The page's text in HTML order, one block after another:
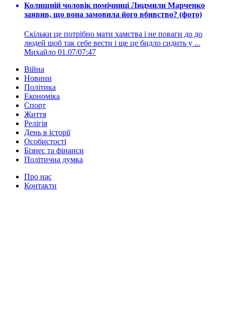
Колишній чоловік помічниці Людмили Марченко
заявив, що вона замовила його вбивство? (фото)
Скільки це потрібно мати хамства і не поваги до до
людей щоб так себе вести і ще це бидло сидить у ...
Михайло 01.07/07:47
Війна
Новини
Політика
Економіка
Спорт
Життя
Релігія
День в історії
Особистості
Бізнес та фінанси
Політична думка
Про нас
Контакти